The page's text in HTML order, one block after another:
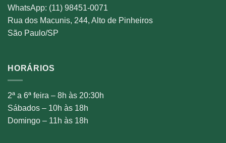
WhatsApp: (11) 98451-0071
Rua dos Macunis, 244, Alto de Pinheiros
São Paulo/SP
HORÁRIOS
2ª a 6ª feira – 8h às 20:30h
Sábados – 10h às 18h
Domingo – 11h às 18h